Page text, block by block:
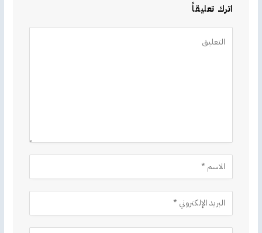
اترك تعليقاً